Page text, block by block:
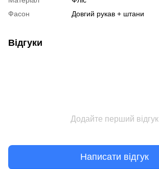
Фасон
Довгий рукав + штани
Відгуки
Додайте перший відгук
Написати відгук